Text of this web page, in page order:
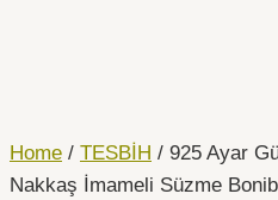
Home / TESBİH / 925 Ayar
Nakkaş İmameli Süzme